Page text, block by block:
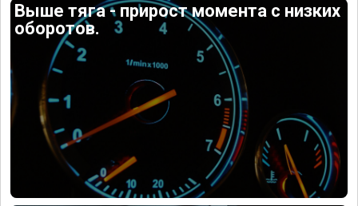
Выше тяга - прирост момента с низких
оборотов.